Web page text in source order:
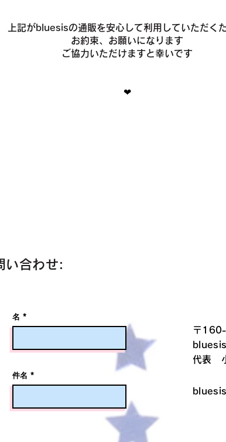
上記がbluesisの通販を安心して利用していただく
お約束、お願いになります
ご協力いただけますと幸いです
❤︎
い合わせ:
名
件名
〒
bluesis
代表